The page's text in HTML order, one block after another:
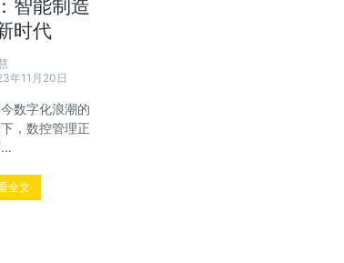
智能制造
时代
年11月20日
数字化浪潮的
，数控管理正
…
全文